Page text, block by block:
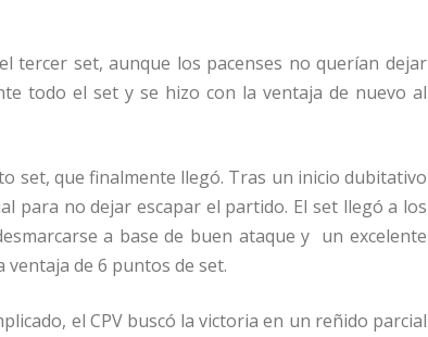
tercer set, aunque los pacenses no querían dejar
todo el set y se hizo con la ventaja de nuevo al
set, que finalmente llegó. Tras un inicio dubitativo
para no dejar escapar el partido. El set llegó a los
a base de buen ataque y un excelente
de 6 puntos de set.
el CPV buscó la victoria en un reñido parcial